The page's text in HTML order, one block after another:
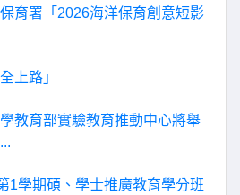
育署「2026海洋保育創意短影
上路」
教育部實驗教育推動中心將舉
1學期碩、學士推廣教育學分班